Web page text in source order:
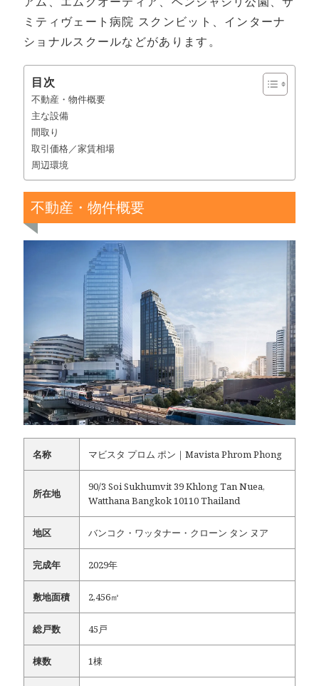
ミティヴェート病院 スクンビット、インターナ
ショナルスクールなどがあります。
目次
不動産・物件概要
主な設備
間取り
取引価格／家賃相場
周辺環境
不動産・物件概要
名称 マビスタ プロム ポン｜Mavista Phrom Phong
所在地
90/3 Soi Sukhumvit 39 Khlong Tan Nuea,
Watthana Bangkok 10110 Thailand
地区 バンコク・ワッタナー・クローン タン ヌア
完成年 2029年
敷地面積 2,456㎡
総戸数 45戸
棟数 1棟